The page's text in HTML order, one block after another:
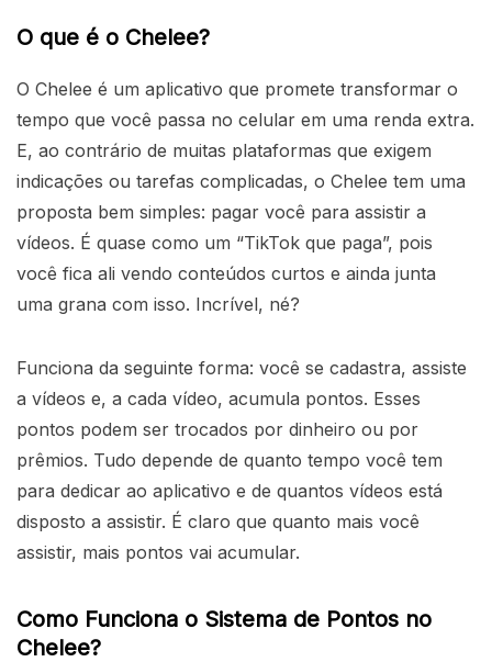
O que é o Chelee?
O Chelee é um aplicativo que promete transformar o
tempo que você passa no celular em uma renda extra.
E, ao contrário de muitas plataformas que exigem
indicações ou tarefas complicadas, o Chelee tem uma
proposta bem simples: pagar você para assistir a
vídeos. É quase como um “TikTok que paga”, pois
você fica ali vendo conteúdos curtos e ainda junta
uma grana com isso. Incrível, né?
Funciona da seguinte forma: você se cadastra, assiste
a vídeos e, a cada vídeo, acumula pontos. Esses
pontos podem ser trocados por dinheiro ou por
prêmios. Tudo depende de quanto tempo você tem
para dedicar ao aplicativo e de quantos vídeos está
disposto a assistir. É claro que quanto mais você
assistir, mais pontos vai acumular.
Como Funciona o Sistema de Pontos no
Chelee?